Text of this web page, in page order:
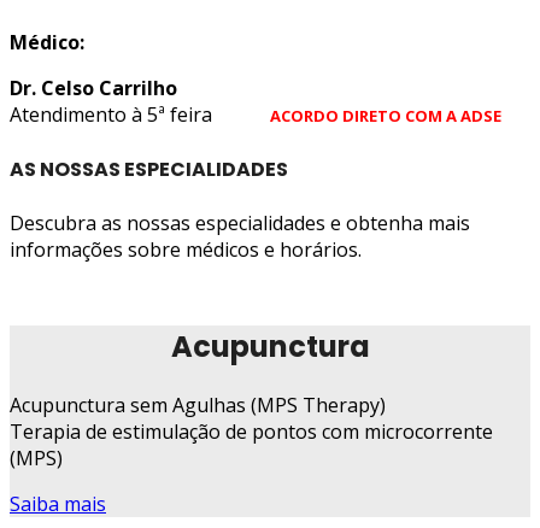
Médico:
Dr. Celso Carrilho
Atendimento à 5ª feira
ACORDO DIRETO COM A ADSE
AS NOSSAS ESPECIALIDADES
Descubra as nossas especialidades e obtenha mais
informações sobre médicos e horários.
Acupunctura
Acupunctura sem Agulhas (MPS Therapy)
Terapia de estimulação de pontos com microcorrente
(MPS)
Saiba mais